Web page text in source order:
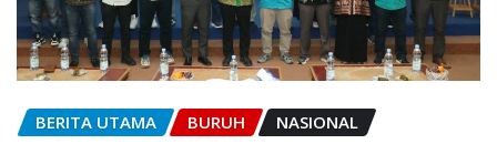
BERITA UTAMA BURUH NASIONAL